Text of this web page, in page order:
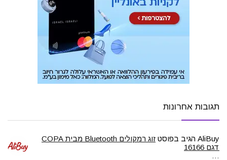
תגובות אחרונות
AliBuy הגיב בפוסט
זוג רמקולים Bluetooth מבית COPA
דגם 16166
…